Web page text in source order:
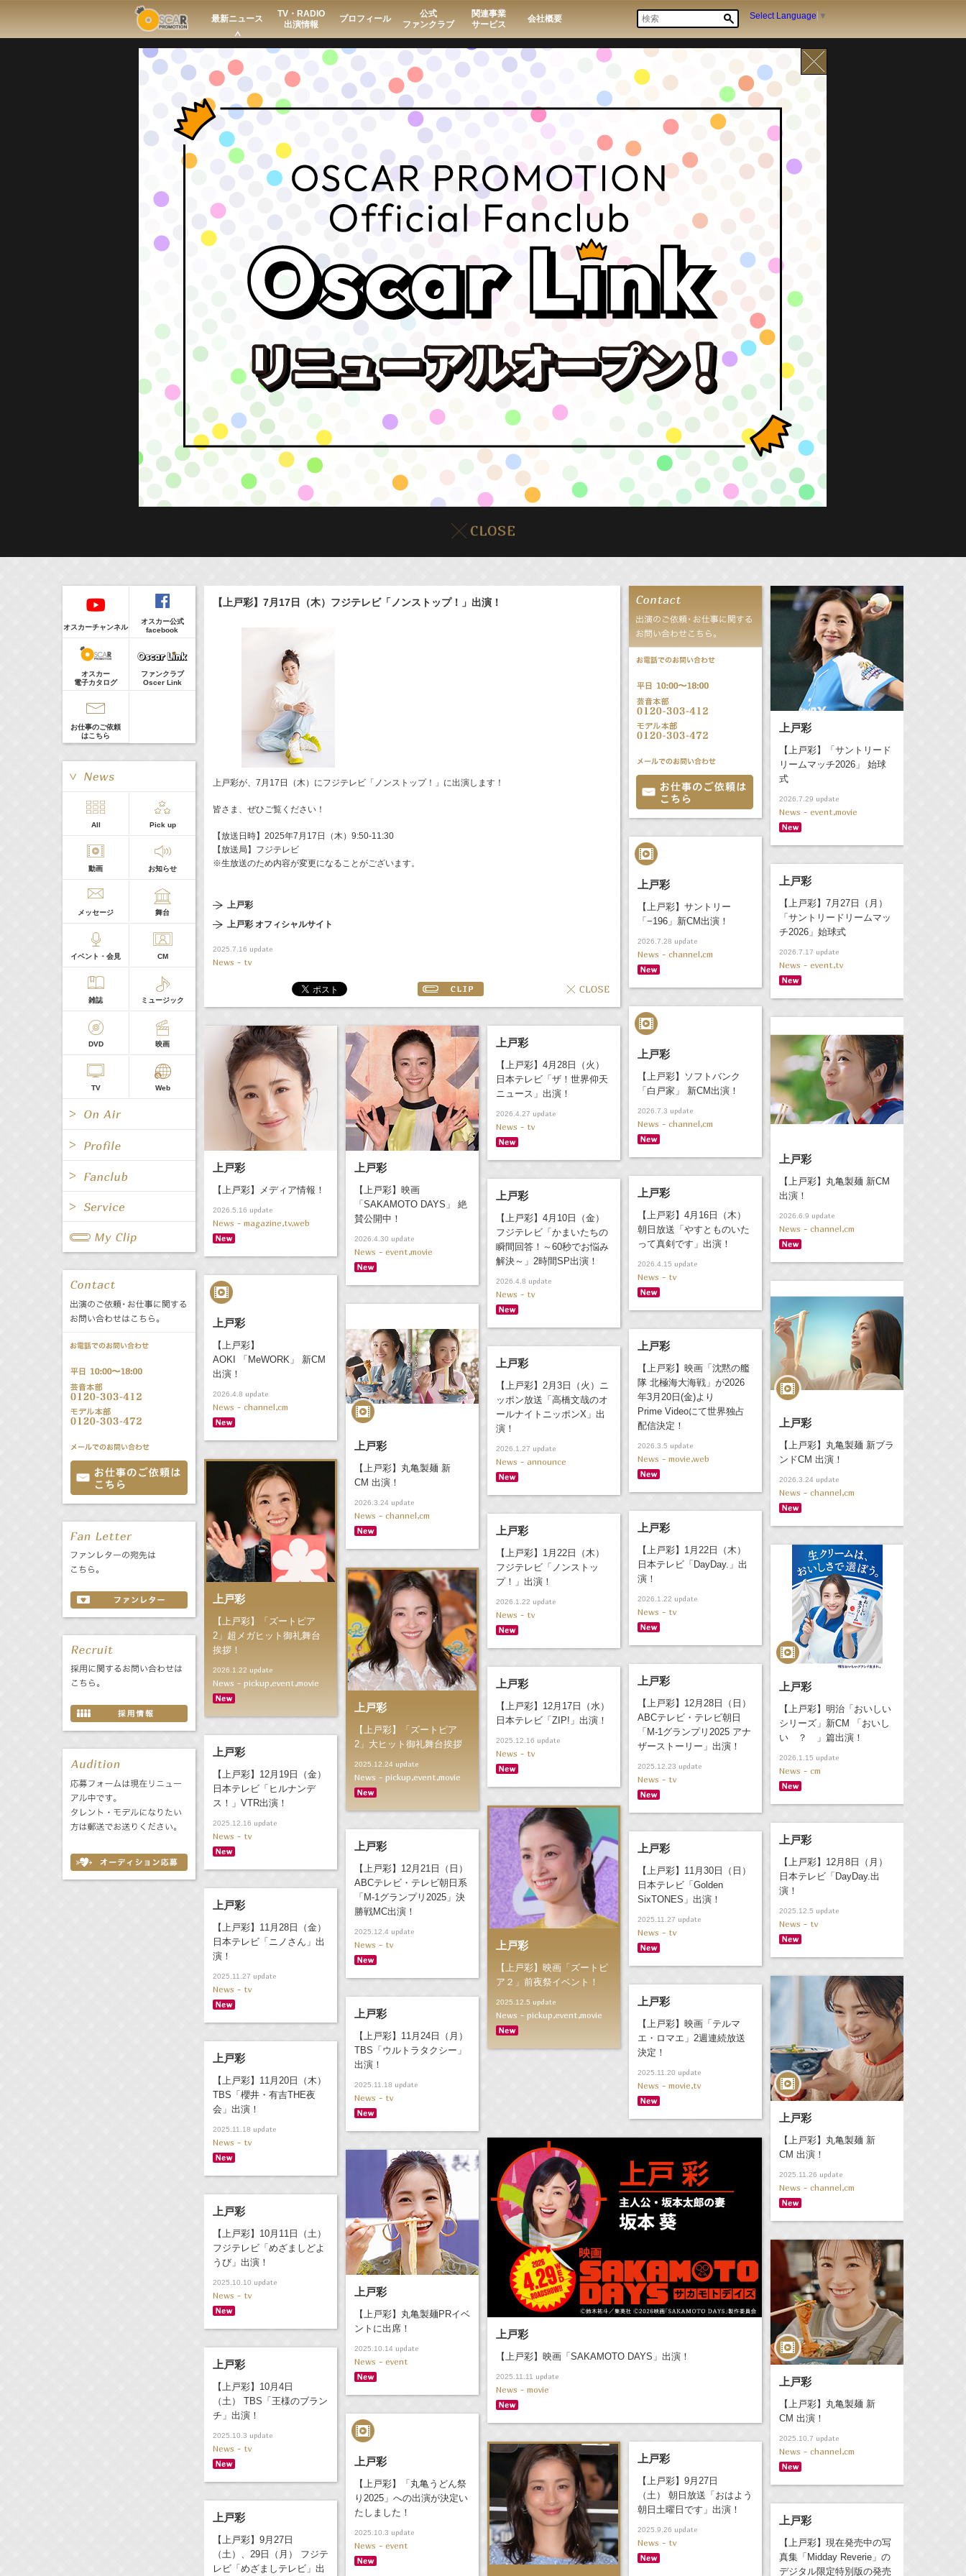
最新ニュース
TV・RADIO
出演情報
プロフィール
公式
ファンクラブ
関連事業
サービス
会社概要 Select Language ▼
8/8(Sat)
イベント
販売情報
17:55-18:00(Radio
ラジオドラマ「一建設presents おうちのはなし」
一泊家族
河北麻友子
宮﨑香蓮
藤田ニコルのニコニチ
> More
【上戸彩】7月17日（木）フジテレビ「ノンストップ！」出演！
上戸彩が、7月17日（木）にフジテレビ「ノンストップ！」に出演します！
皆さま、ぜひご覧ください！
【放送日時】2025年7月17日（木）9:50-11:30
【放送局】フジテレビ
※生放送のため内容が変更になることがございます。
上戸彩
上戸彩 オフィシャルサイト
2025.7.16 update
News - tv
上戸彩
【上戸彩】「サントリード
リームマッチ2026」 始球
式
2026.7.29 update
News - event,movie
上戸彩
【上戸彩】サントリー
「−196」新CM出演！
2026.7.28 update
News - channel,cm
上戸彩
【上戸彩】7月27日（月）
「サントリードリームマッ
チ2026」始球式
2026.7.17 update
News - event,tv
上戸彩
【上戸彩】ソフトバンク
「白戸家」 新CM出演！
2026.7.3 update
News - channel,cm
上戸彩
【上戸彩】丸亀製麺 新CM
出演！
2026.6.9 update
News - channel,cm
上戸彩
【上戸彩】メディア情報！
2026.5.16 update
News - magazine,tv,web
上戸彩
【上戸彩】映画
「SAKAMOTO DAYS」 絶
賛公開中！
2026.4.30 update
News - event,movie
上戸彩
【上戸彩】4月28日（火）
日本テレビ「ザ！世界仰天
ニュース」出演！
2026.4.27 update
News - tv
上戸彩
【上戸彩】4月16日（木）
朝日放送「やすとものいた
って真剣です」出演！
2026.4.15 update
News - tv
上戸彩
【上戸彩】4月10日（金）
フジテレビ「かまいたちの
瞬間回答！～60秒でお悩み
解決～」2時間SP出演！
2026.4.8 update
News - tv
上戸彩
【上戸彩】
AOKI 「MeWORK」 新CM
出演！
2026.4.8 update
News - channel,cm
上戸彩
【上戸彩】丸亀製麺 新ブラ
ンドCM 出演！
2026.3.24 update
News - channel,cm
上戸彩
【上戸彩】丸亀製麺 新
CM 出演！
2026.3.24 update
News - channel,cm
上戸彩
【上戸彩】映画「沈黙の艦
隊 北極海大海戦」が2026
年3月20日(金)より
Prime Videoにて世界独占
配信決定！
2026.3.5 update
News - movie,web
上戸彩
【上戸彩】2月3日（火）ニ
ッポン放送「高橋文哉のオ
ールナイトニッポンX」出
演！
2026.1.27 update
News - announce
上戸彩
【上戸彩】「ズートピア
2」超メガヒット御礼舞台
挨拶！
2026.1.22 update
News - pickup,event,movie
上戸彩
【上戸彩】1月22日（木）
日本テレビ「DayDay.」出
演！
2026.1.22 update
News - tv
上戸彩
【上戸彩】1月22日（木）
フジテレビ「ノンストッ
プ！」出演！
2026.1.22 update
News - tv
上戸彩
【上戸彩】明治「おいしい
シリーズ」新CM 「おいし
い ？ 」篇出演！
2026.1.15 update
News - cm
上戸彩
【上戸彩】「ズートピア
2」大ヒット御礼舞台挨拶
2025.12.24 update
News - pickup,event,movie
上戸彩
【上戸彩】12月28日（日）
ABCテレビ・テレビ朝日
「M-1グランプリ2025 アナ
ザーストーリー」出演！
2025.12.23 update
News - tv
上戸彩
【上戸彩】12月17日（水）
日本テレビ「ZIP!」出演！
2025.12.16 update
News - tv
上戸彩
【上戸彩】12月19日（金）
日本テレビ「ヒルナンデ
ス！」VTR出演！
2025.12.16 update
News - tv
上戸彩
【上戸彩】映画「ズートピ
ア２」前夜祭イベント！
2025.12.5 update
News - pickup,event,movie
上戸彩
【上戸彩】12月8日（月）
日本テレビ「DayDay.出
演！
2025.12.5 update
News - tv
上戸彩
【上戸彩】12月21日（日）
ABCテレビ・テレビ朝日系
「M-1グランプリ2025」決
勝戦MC出演！
2025.12.4 update
News - tv
上戸彩
【上戸彩】11月30日（日）
日本テレビ「Golden
SixTONES」出演！
2025.11.27 update
News - tv
上戸彩
【上戸彩】11月28日（金）
日本テレビ「ニノさん」出
演！
2025.11.27 update
News - tv
上戸彩
【上戸彩】丸亀製麺 新
CM 出演！
2025.11.26 update
News - channel,cm
上戸彩
【上戸彩】映画「テルマ
エ・ロマエ」2週連続放送
決定！
2025.11.20 update
News - movie,tv
上戸彩
【上戸彩】11月24日（月）
TBS「ウルトラタクシー」
出演！
2025.11.18 update
News - tv
上戸彩
【上戸彩】11月20日（木）
TBS「櫻井・有吉THE夜
会」出演！
2025.11.18 update
News - tv
上戸彩
【上戸彩】映画「SAKAMOTO DAYS」出演！
2025.11.11 update
News - movie
上戸彩
【上戸彩】丸亀製麺PRイベ
ントに出席！
2025.10.14 update
News - event
上戸彩
【上戸彩】10月11日（土）
フジテレビ「めざましどよ
うび」出演！
2025.10.10 update
News - tv
上戸彩
【上戸彩】丸亀製麺 新
CM 出演！
2025.10.7 update
News - channel,cm
上戸彩
【上戸彩】10月4日
（土） TBS「王様のブラン
チ」出演！
2025.10.3 update
News - tv
上戸彩
【上戸彩】「丸亀うどん祭
り2025」への出演が決定い
たしました！
2025.10.3 update
News - event
上戸彩
【上戸彩】9月27日
（土） 朝日放送「おはよう
朝日土曜日です」出演！
2025.9.26 update
News - tv
上戸彩
【上戸彩】9月27日
（土）、29日（月） フジテ
レビ「めざましテレビ」出
上戸彩
【上戸彩】現在発売中の写
真集「Midday Reverie」の
デジタル限定特別版の発売
オスカーチャンネル
オスカー公式
facebook
オスカー
電子カタログ
ファンクラブ
Oscer Link
お仕事のご依頼
はこちら
All Pick up
動画 お知らせ
メッセージ 舞台
イベント・会見 CM
雑誌 ミュージック
DVD 映画
TV Web
Radio
Radio
All 女優/タレント
グループ
キャスター/レポーター
バラエティ 声優
文化事業部 クリエイター
誕生日 8/8
あ か
さ
た
な
は
ま
や
ら
わ
All Fanclub Page
All 関連事業
公式サービス
Regular
Guest
本日の出演
CLIP